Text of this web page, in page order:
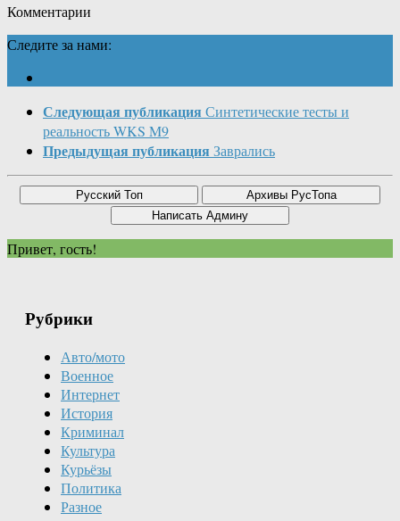
Комментарии
Следите за нами:
Следующая публикация Синтетические тесты и
реальность WKS M9
Предыдущая публикация Заврались
Привет, гость!
Рубрики
Авто/мото
Военное
Интернет
История
Криминал
Культура
Курьёзы
Политика
Разное